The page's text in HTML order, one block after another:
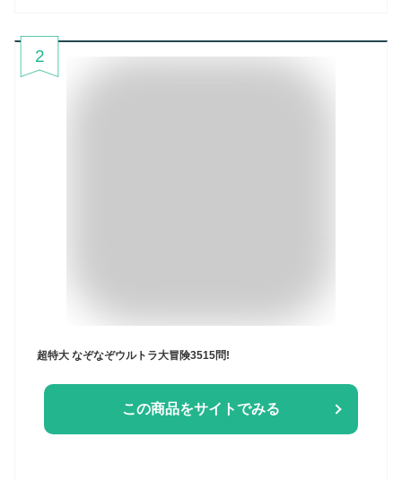
2
超特大 なぞなぞウルトラ大冒険3515問!
この商品をサイトでみる